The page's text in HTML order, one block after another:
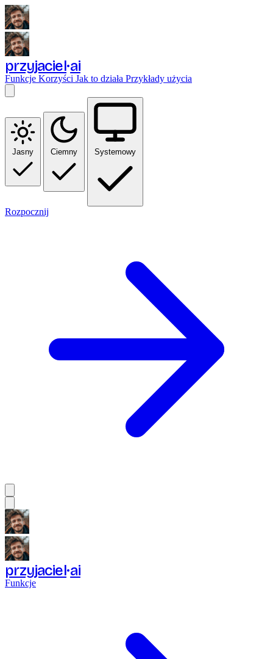
przyjaciel ai
Funkcje Korzyści Jak to działa Przykłady użycia
Jasny Ciemny Systemowy
Rozpocznij
przyjaciel ai
Funkcje